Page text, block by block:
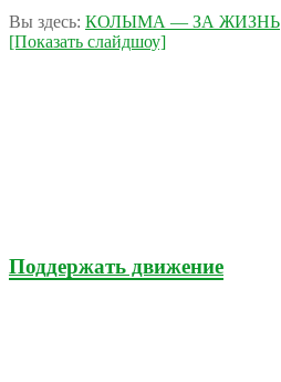
Вы здесь: КОЛЫМА — ЗА ЖИЗНЬ
[Показать слайдшоу]
Поддержать движение